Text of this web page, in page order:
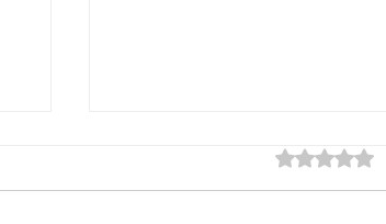
船底のフジツボ対策について
5つ星のう